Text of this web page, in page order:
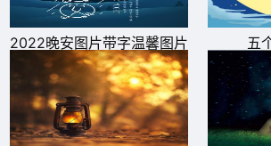
人都能谦和有礼、不卑不亢，需要的是
2022晚安图片带字温馨图片 五